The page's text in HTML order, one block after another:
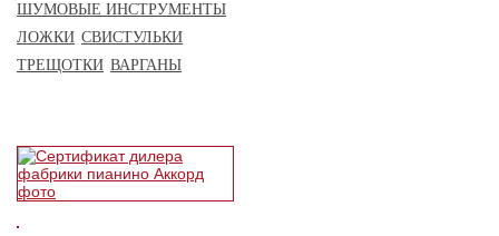
ШУМОВЫЕ ИНСТРУМЕНТЫ
ЛОЖКИ СВИСТУЛЬКИ
ТРЕЩОТКИ ВАРГАНЫ